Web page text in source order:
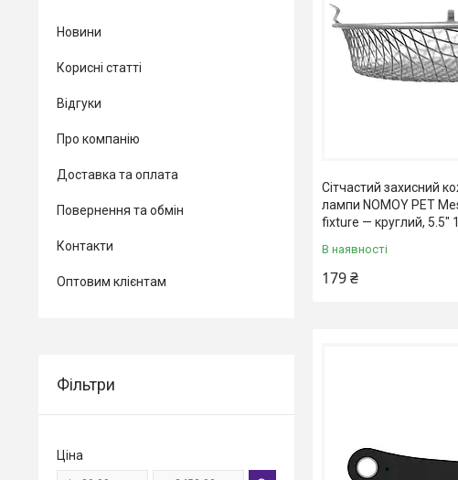
Сітчастий захисний
лампи NOMOY PET
fixture — круглий, 5.5"
В наявності
179 ₴
Новини
Корисні статті
Відгуки
Про компанію
Доставка та оплата
Повернення та обмін
Контакти
Оптовим клієнтам
Фільтри
Ціна